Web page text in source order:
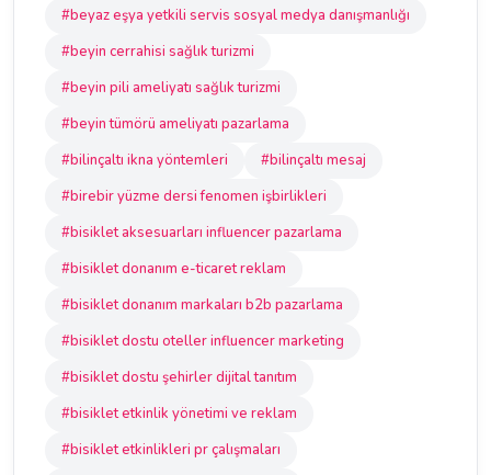
#beyaz eşya yetkili servis sosyal medya danışmanlığı
#beyin cerrahisi sağlık turizmi
#beyin pili ameliyatı sağlık turizmi
#beyin tümörü ameliyatı pazarlama
#bilinçaltı ikna yöntemleri
#bilinçaltı mesaj
#birebir yüzme dersi fenomen işbirlikleri
#bisiklet aksesuarları influencer pazarlama
#bisiklet donanım e-ticaret reklam
#bisiklet donanım markaları b2b pazarlama
#bisiklet dostu oteller influencer marketing
#bisiklet dostu şehirler dijital tanıtım
#bisiklet etkinlik yönetimi ve reklam
#bisiklet etkinlikleri pr çalışmaları